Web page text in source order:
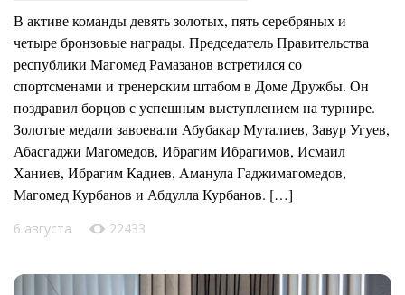
В активе команды девять золотых, пять серебряных и
четыре бронзовые награды. Председатель Правительства
республики Магомед Рамазанов встретился со
спортсменами и тренерским штабом в Доме Дружбы. Он
поздравил борцов с успешным выступлением на турнире.
Золотые медали завоевали Абубакар Муталиев, Завур Угуев,
Абасгаджи Магомедов, Ибрагим Ибрагимов, Исмаил
Ханиев, Ибрагим Кадиев, Аманула Гаджимагомедов,
Магомед Курбанов и Абдулла Курбанов. […]
6 августа 22433